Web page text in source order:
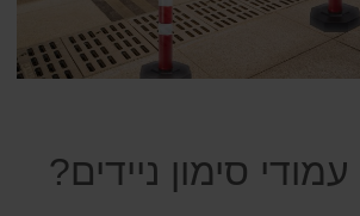
סימון ניידים?